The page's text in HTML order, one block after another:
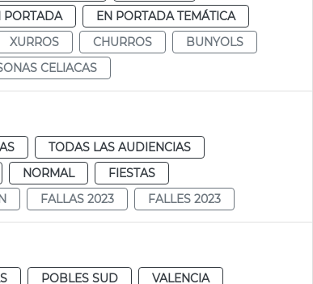
PORTADA
EN PORTADA TEMÁTICA
XURROS CHURROS
BUNYOLS
CELIACAS
TODAS LAS AUDIENCIAS
NORMAL
FIESTAS
FALLAS 2023 FALLES 2023
POBLES SUD VALENCIA